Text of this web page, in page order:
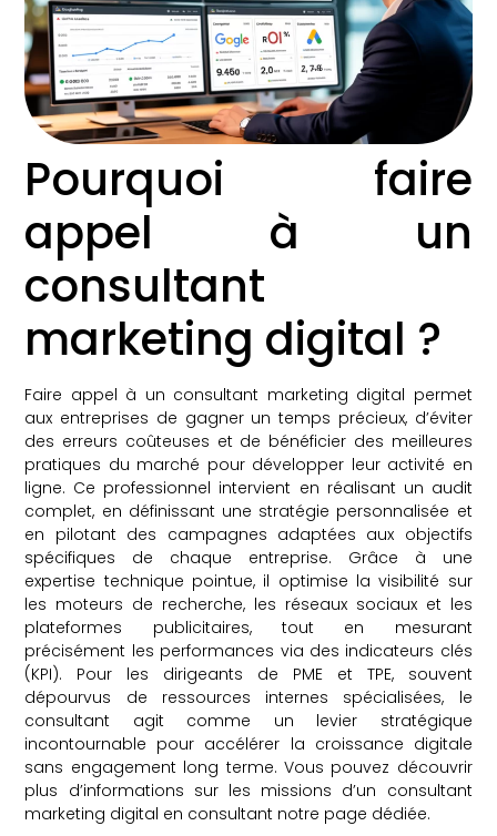
Pourquoi faire
appel à un
consultant
marketing digital ?
Faire appel à un consultant marketing digital permet
aux entreprises de gagner un temps précieux, d’éviter
des erreurs coûteuses et de bénéficier des meilleures
pratiques du marché pour développer leur activité en
ligne. Ce professionnel intervient en réalisant un audit
complet, en définissant une stratégie personnalisée et
en pilotant des campagnes adaptées aux objectifs
spécifiques de chaque entreprise. Grâce à une
expertise technique pointue, il optimise la visibilité sur
les moteurs de recherche, les réseaux sociaux et les
plateformes publicitaires, tout en mesurant
précisément les performances via des indicateurs clés
(KPI). Pour les dirigeants de PME et TPE, souvent
dépourvus de ressources internes spécialisées, le
consultant agit comme un levier stratégique
incontournable pour accélérer la croissance digitale
sans engagement long terme. Vous pouvez découvrir
plus d’informations sur les missions d’un consultant
marketing digital en consultant notre page dédiée.